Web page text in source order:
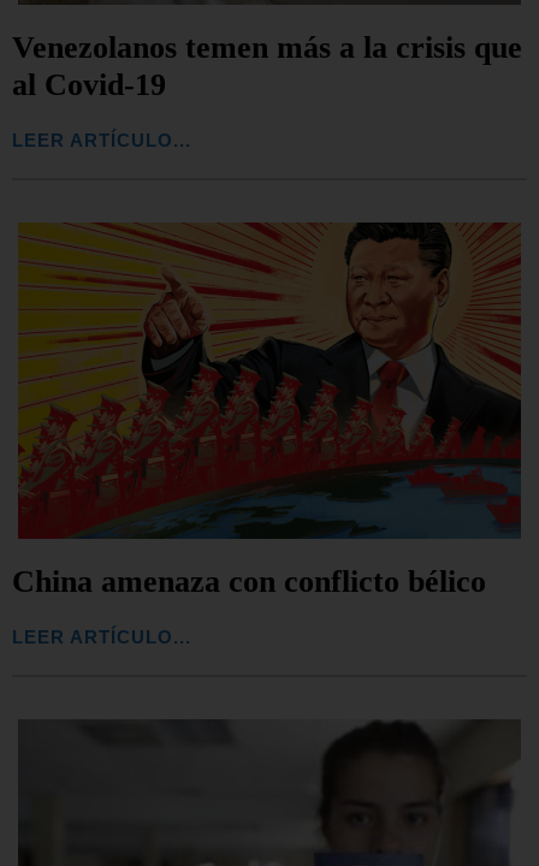
Venezolanos temen más a la crisis que
al Covid-19
LEER ARTÍCULO...
China amenaza con conflicto bélico
LEER ARTÍCULO...